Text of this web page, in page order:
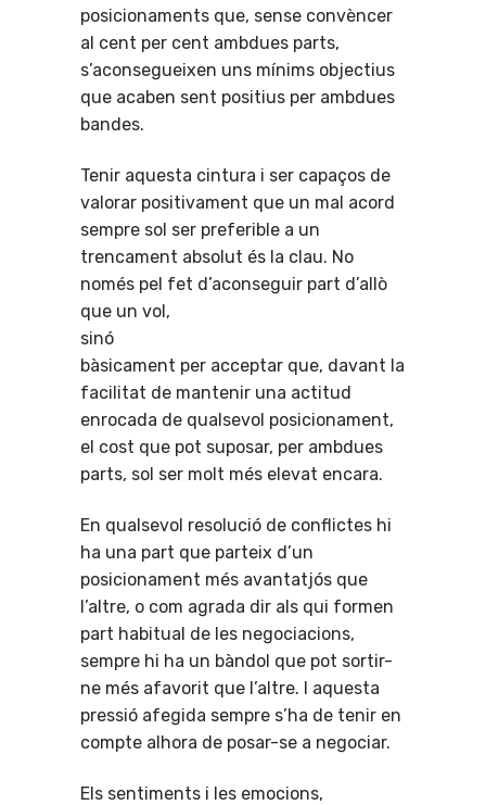
posicionaments que, sense convèncer
al cent per cent ambdues parts,
s’aconsegueixen uns mínims objectius
que acaben sent positius per ambdues
bandes.
Tenir aquesta cintura i ser capaços de
valorar positivament que un mal acord
sempre sol ser preferible a un
trencament absolut és la clau. No
només pel fet d’aconseguir part d’allò
que un vol,
bàsicament per acceptar que, davant la
facilitat de mantenir una actitud
enrocada de qualsevol posicionament,
el cost que pot suposar, per ambdues
parts, sol ser molt més elevat encara.
En qualsevol resolució de conflictes hi
ha una part que parteix d’un
posicionament més avantatjós que
l’altre, o com agrada dir als qui formen
part habitual de les negociacions,
sempre hi ha un bàndol que pot sortir-
ne més afavorit que l’altre. I aquesta
pressió afegida sempre s’ha de tenir en
compte alhora de posar-se a negociar.
Els sentiments i les emocions,